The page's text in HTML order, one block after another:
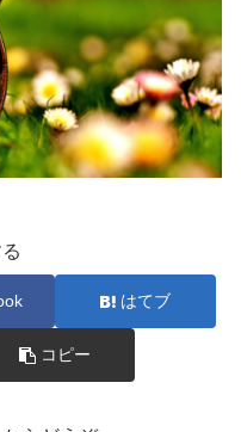
はてブ
コピー